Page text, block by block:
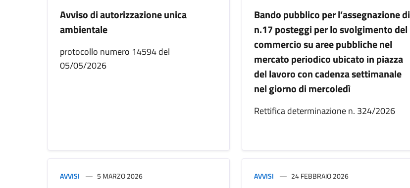
Avviso di autorizzazione unica
ambientale
protocollo numero 14594 del
05/05/2026
Bando pubblico per l’assegnazione di
n.17 posteggi per lo svolgimento del
commercio su aree pubbliche nel
mercato periodico ubicato in piazza
del lavoro con cadenza settimanale
nel giorno di mercoledì
Rettifica determinazione n. 324/2026
AVVISI 5 MARZO 2026 AVVISI 24 FEBBRAIO 2026